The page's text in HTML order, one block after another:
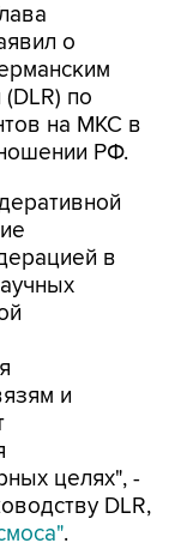
о
по
на МКС в
РФ.
в
и
целях", -
DLR,
.